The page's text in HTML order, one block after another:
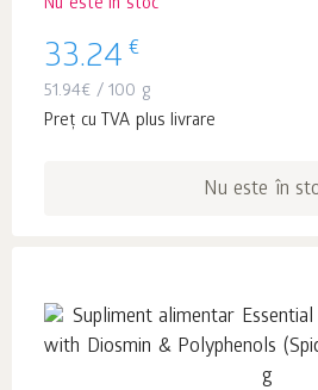
Nu este în stoc
33.24 €
51.94€ / 100 g
Preț cu TVA plus livrare
Nu este în